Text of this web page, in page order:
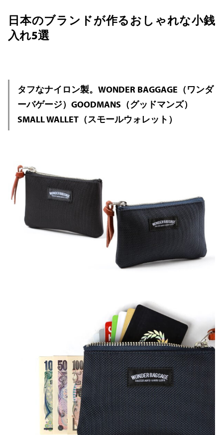
日本のブランドが作るおしゃれな小銭
入れ5選
タフなナイロン製。WONDER BAGGAGE（ワンダ
ーバゲージ）GOODMANS（グッドマンズ）
SMALL WALLET（スモールウォレット）